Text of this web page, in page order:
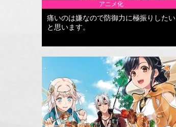
アニメ化
痛いのは嫌なので防御力に極振りしたい
と思います。